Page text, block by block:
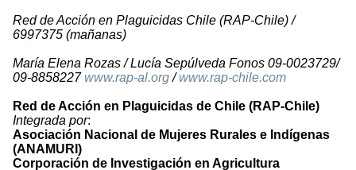
Red de Acción en Plaguicidas Chile (RAP-Chile) /
6997375 (mañanas)
María Elena Rozas / Lucía Sepúlveda Fonos 09-0023729/
09-8858227www.rap-al.org/www.rap-chile.com
Red de Acción en Plaguicidas de Chile (RAP-Chile)
Integrada por:
Asociación Nacional de Mujeres Rurales e Indígenas
(ANAMURI)
Corporación de Investigación en Agricultura